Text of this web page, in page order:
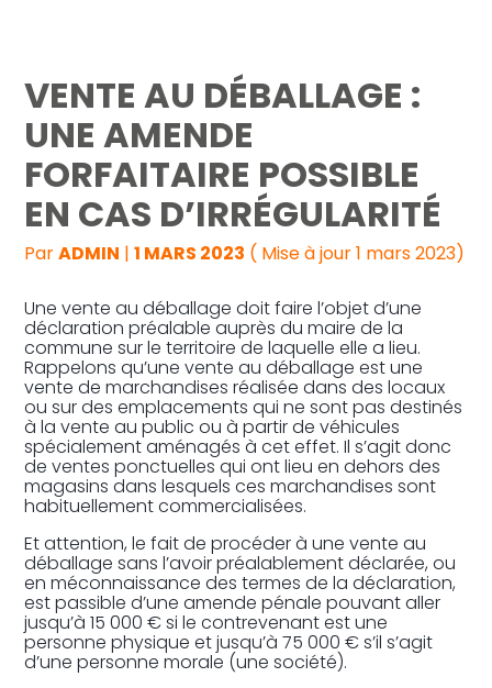
Gestion au quotidien
Pilotage d’entreprise
Audit
VENTE AU DÉBALLAGE :
UNE AMENDE
FORFAITAIRE POSSIBLE
EN CAS D’IRRÉGULARITÉ
ParADMIN |1 MARS 2023 ( Mise à jour 1 mars 2023)
Une vente au déballage doit faire l’objet d’une
déclaration préalable auprès du maire de la
commune sur le territoire de laquelle elle a lieu.
Rappelons qu’une vente au déballage est une
vente de marchandises réalisée dans des locaux
ou sur des emplacements qui ne sont pas destinés
à la vente au public ou à partir de véhicules
spécialement aménagés à cet effet. Il s’agit donc
de ventes ponctuelles qui ont lieu en dehors des
magasins dans lesquels ces marchandises sont
habituellement commercialisées.
Et attention, le fait de procéder à une vente au
déballage sans l’avoir préalablement déclarée, ou
en méconnaissance des termes de la déclaration,
est passible d’une amende pénale pouvant aller
jusqu’à 15 000 € si le contrevenant est une
personne physique et jusqu’à 75 000 € s’il s’agit
d’une personne morale (une société).